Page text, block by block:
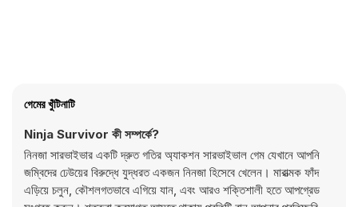
গেমের খুঁটিনাটি
Ninja Survivor কী সম্পর্কে?
নিনজা সারভাইভার একটি দ্রুত গতির অ্যাকশন সারভাইভাল গেম যেখানে আপনি
জম্বিদের ঢেউয়ের বিরুদ্ধে যুদ্ধরত একজন নিনজা হিসেবে খেলেন। মারাত্মক ফাঁদ
এড়িয়ে চলুন, কৌশলগতভাবে এগিয়ে যান, এবং আরও শক্তিশালী হতে আপগ্রেড